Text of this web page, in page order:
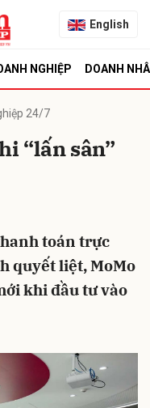
English
NGHIỆP DOANH
24/7
“lấn sân”
toán trực
quyết liệt, MoMo
khi đầu tư vào
Hủy